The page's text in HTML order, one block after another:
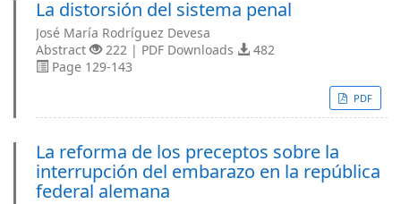
La distorsión del sistema penal
José María Rodríguez Devesa
Abstract
222 | PDF Downloads
482
Page 129-143
PDF
La reforma de los preceptos sobre la
interrupción del embarazo en la república
federal alemana